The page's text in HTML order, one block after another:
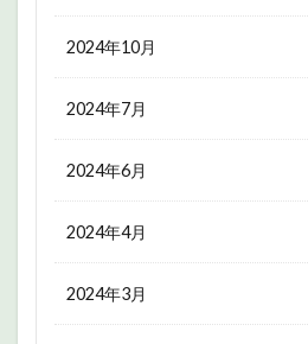
2024年10月
2024年7月
2024年6月
2024年4月
2024年3月